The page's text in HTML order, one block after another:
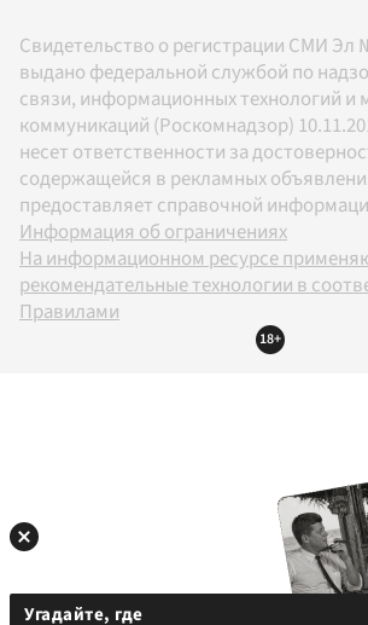
Свидетельство о регистрации СМИ Эл
выдано федеральной службой по
связи, информационных технологий и
коммуникаций (Роскомнадзор)
несет ответственности за
содержащейся в рекламных
предоставляет справочной
Информация об ограничениях
На информационном ресурсе
рекомендательные технологии в
Правилами
18+
Угадайте, где